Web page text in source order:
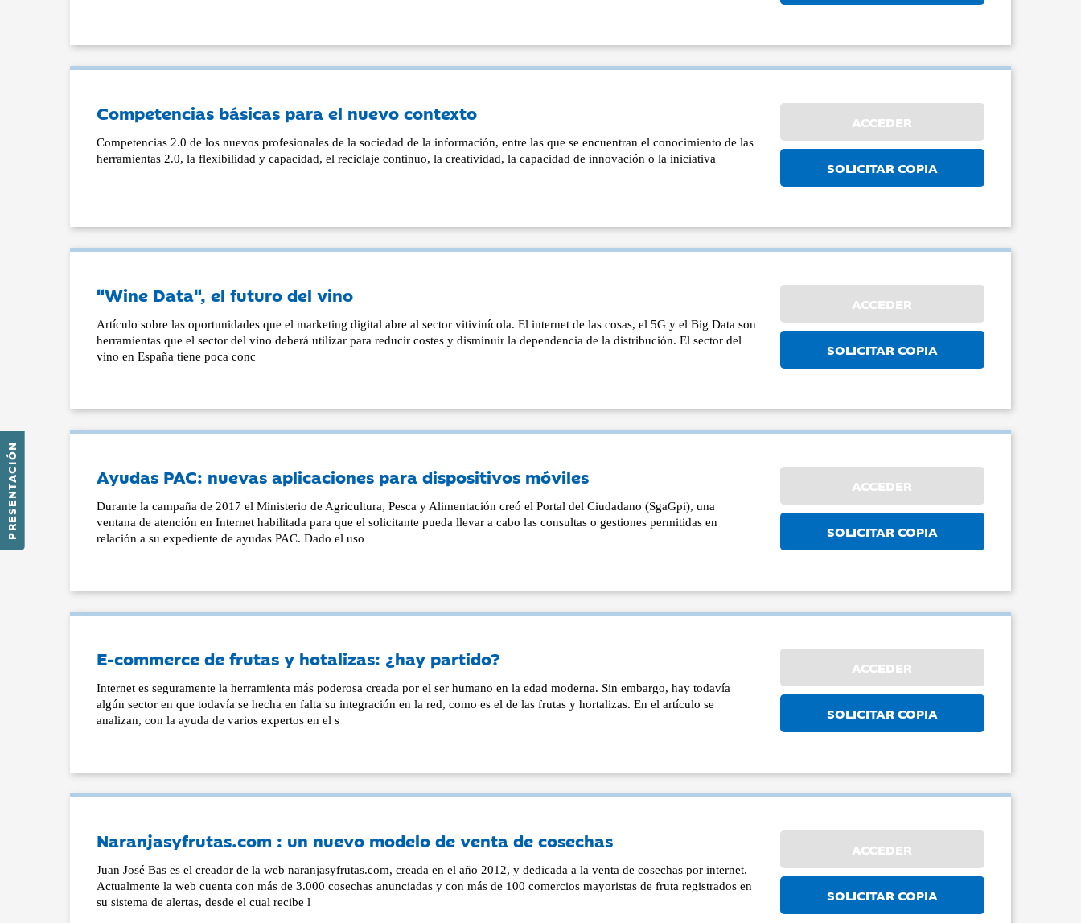
PRESENTACIÓN
Competencias básicas para el nuevo contexto
Competencias 2.0 de los nuevos profesionales de la sociedad de la información, entre las que se encuentran el conocimiento de las
herramientas 2.0, la flexibilidad y capacidad, el reciclaje continuo, la creatividad, la capacidad de innovación o la iniciativa
ACCEDER
SOLICITAR COPIA
"Wine Data", el futuro del vino
Artículo sobre las oportunidades que el marketing digital abre al sector vitivinícola. El internet de las cosas, el 5G y el Big Data son
herramientas que el sector del vino deberá utilizar para reducir costes y disminuir la dependencia de la distribución. El sector del
vino en España tiene poca conc
ACCEDER
SOLICITAR COPIA
Ayudas PAC: nuevas aplicaciones para dispositivos móviles
Durante la campaña de 2017 el Ministerio de Agricultura, Pesca y Alimentación creó el Portal del Ciudadano (SgaGpi), una
ventana de atención en Internet habilitada para que el solicitante pueda llevar a cabo las consultas o gestiones permitidas en
relación a su expediente de ayudas PAC. Dado el uso
ACCEDER
SOLICITAR COPIA
E-commerce de frutas y hotalizas: ¿hay partido?
Internet es seguramente la herramienta más poderosa creada por el ser humano en la edad moderna. Sin embargo, hay todavía
algún sector en que todavía se hecha en falta su integración en la red, como es el de las frutas y hortalizas. En el artículo se
analizan, con la ayuda de varios expertos en el s
ACCEDER
SOLICITAR COPIA
Naranjasyfrutas.com : un nuevo modelo de venta de cosechas
Juan José Bas es el creador de la web naranjasyfrutas.com, creada en el año 2012, y dedicada a la venta de cosechas por internet.
Actualmente la web cuenta con más de 3.000 cosechas anunciadas y con más de 100 comercios mayoristas de fruta registrados en
su sistema de alertas, desde el cual recibe l
ACCEDER
SOLICITAR COPIA